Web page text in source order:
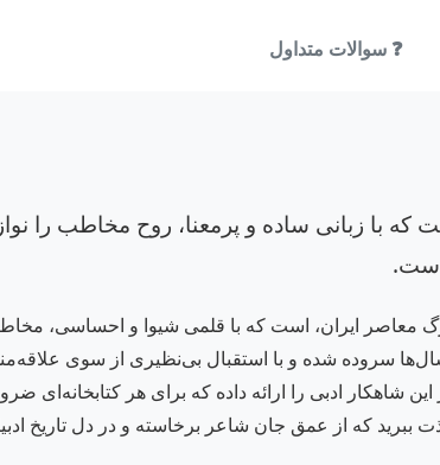
❓ سوالات متداول
با زبانی ساده و پرمعنا، روح مخاطب را
معاصر ایران، است که با قلمی شیوا و احساسی،
سروده شده و با استقبال بی‌نظیری از سوی
ادبی را ارائه داده که برای هر کتابخانه‌ای
ببرید که از عمق جان شاعر برخاسته و در دل تاریخ